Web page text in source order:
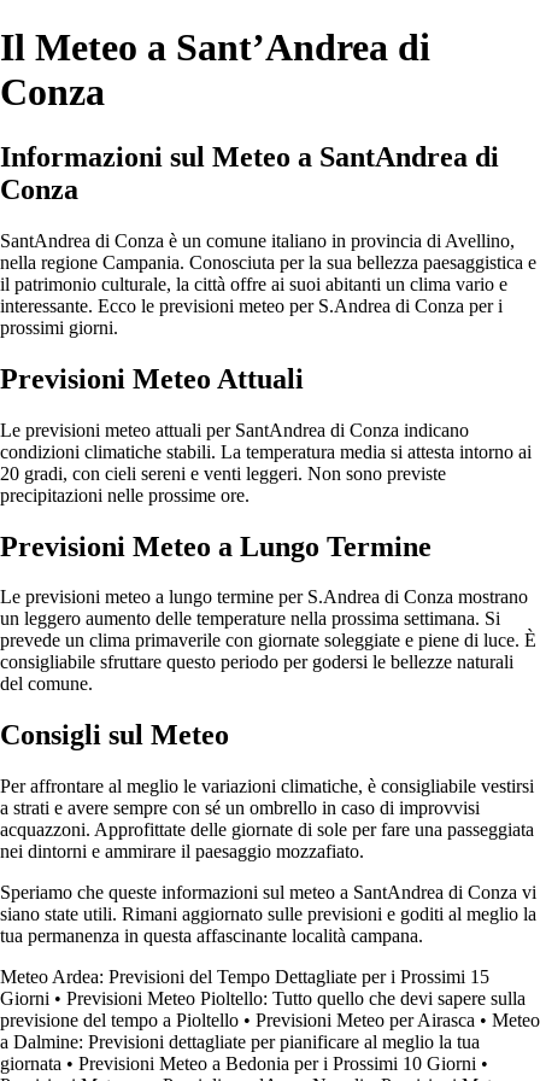
Il Meteo a Sant’Andrea di
Conza
Informazioni sul Meteo a SantAndrea di
Conza
SantAndrea di Conza è un comune italiano in provincia di Avellino,
nella regione Campania. Conosciuta per la sua bellezza paesaggistica e
il patrimonio culturale, la città offre ai suoi abitanti un clima vario e
interessante. Ecco le previsioni meteo per S.Andrea di Conza per i
prossimi giorni.
Previsioni Meteo Attuali
Le previsioni meteo attuali per SantAndrea di Conza indicano
condizioni climatiche stabili. La temperatura media si attesta intorno ai
20 gradi, con cieli sereni e venti leggeri. Non sono previste
precipitazioni nelle prossime ore.
Previsioni Meteo a Lungo Termine
Le previsioni meteo a lungo termine per S.Andrea di Conza mostrano
un leggero aumento delle temperature nella prossima settimana. Si
prevede un clima primaverile con giornate soleggiate e piene di luce. È
consigliabile sfruttare questo periodo per godersi le bellezze naturali
del comune.
Consigli sul Meteo
Per affrontare al meglio le variazioni climatiche, è consigliabile vestirsi
a strati e avere sempre con sé un ombrello in caso di improvvisi
acquazzoni. Approfittate delle giornate di sole per fare una passeggiata
nei dintorni e ammirare il paesaggio mozzafiato.
Speriamo che queste informazioni sul meteo a SantAndrea di Conza vi
siano state utili. Rimani aggiornato sulle previsioni e goditi al meglio la
tua permanenza in questa affascinante località campana.
Meteo Ardea: Previsioni del Tempo Dettagliate per i Prossimi 15
Giorni • Previsioni Meteo Pioltello: Tutto quello che devi sapere sulla
previsione del tempo a Pioltello • Previsioni Meteo per Airasca • Meteo
a Dalmine: Previsioni dettagliate per pianificare al meglio la tua
giornata • Previsioni Meteo a Bedonia per i Prossimi 10 Giorni •